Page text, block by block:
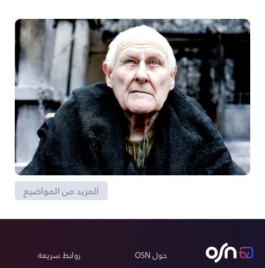
المزيد من المواضيع
حول OSN روابط سريعة